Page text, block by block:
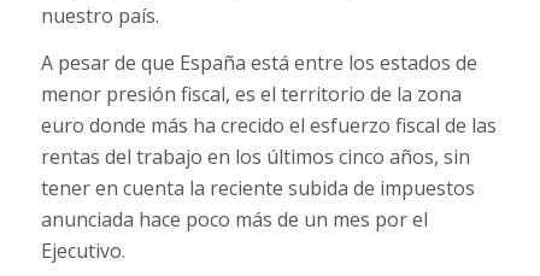
nuestro país.
A pesar de que España está entre los estados de
menor presión fiscal, es el territorio de la zona
euro donde más ha crecido el esfuerzo fiscal de las
rentas del trabajo en los últimos cinco años, sin
tener en cuenta la reciente subida de impuestos
anunciada hace poco más de un mes por el
Ejecutivo.